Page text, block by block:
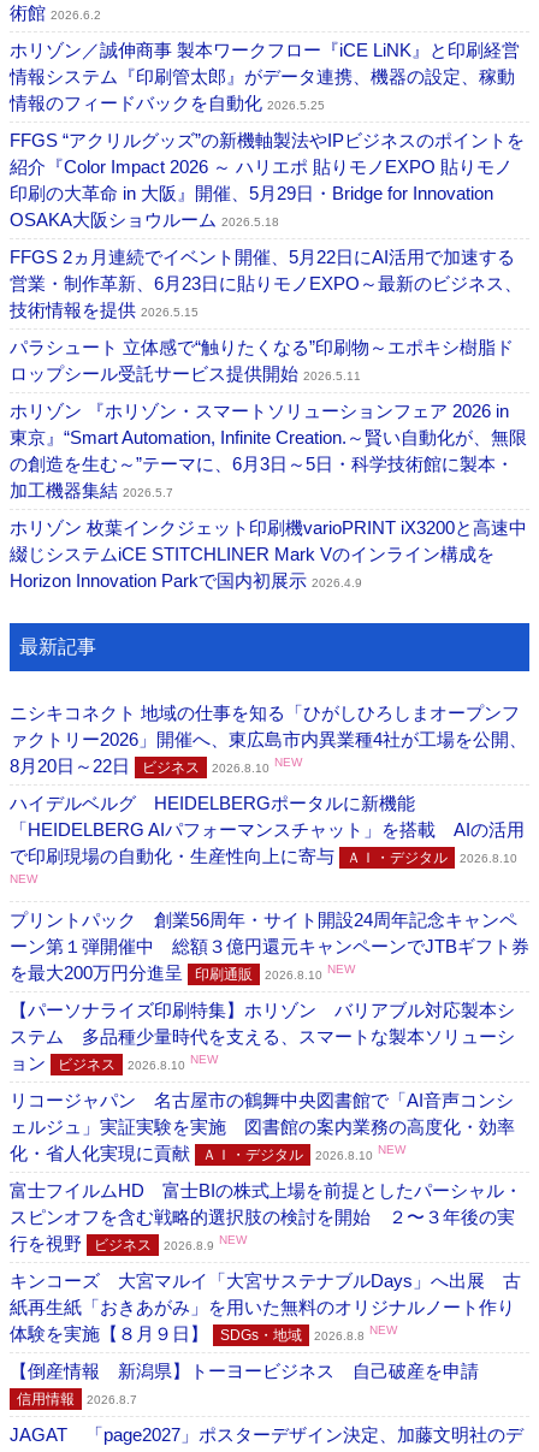
術館 2026.6.2
ホリゾン／誠伸商事 製本ワークフロー『iCE LiNK』と印刷経営
情報システム『印刷管太郎』がデータ連携、機器の設定、稼動
情報のフィードバックを自動化 2026.5.25
FFGS “アクリルグッズ”の新機軸製法やIPビジネスのポイントを
紹介『Color Impact 2026 ～ ハリエポ 貼りモノEXPO 貼りモノ
印刷の大革命 in 大阪』開催、5月29日・Bridge for Innovation
OSAKA大阪ショウルーム 2026.5.18
FFGS 2ヵ月連続でイベント開催、5月22日にAI活用で加速する
営業・制作革新、6月23日に貼りモノEXPO～最新のビジネス、
技術情報を提供 2026.5.15
パラシュート ⽴体感で“触りたくなる”印刷物～エポキシ樹脂ド
ロップシール受託サービス提供開始 2026.5.11
ホリゾン 『ホリゾン・スマートソリューションフェア 2026 in
東京』“Smart Automation, Infinite Creation.～賢い自動化が、無限
の創造を生む～”テーマに、6月3日～5日・科学技術館に製本・
加工機器集結 2026.5.7
ホリゾン 枚葉インクジェット印刷機varioPRINT iX3200と高速中
綴じシステムiCE STITCHLINER Mark Vのインライン構成を
Horizon Innovation Parkで国内初展示 2026.4.9
最新記事
ニシキコネクト 地域の仕事を知る「ひがしひろしまオープンフ
ァクトリー2026」開催へ、東広島市内異業種4社が工場を公開、
8月20日～22日
ビジネス 2026.8.10 NEW
ハイデルベルグ HEIDELBERGポータルに新機能
「HEIDELBERG AIパフォーマンスチャット」を搭載 AIの活用
で印刷現場の自動化・生産性向上に寄与
ＡＩ・デジタル
2026.8.10
NEW
プリントパック 創業56周年・サイト開設24周年記念キャンペ
ーン第１弾開催中 総額３億円還元キャンペーンでJTBギフト券
を最大200万円分進呈
印刷通販 2026.8.10 NEW
【パーソナライズ印刷特集】ホリゾン バリアブル対応製本シ
ステム 多品種少量時代を支える、スマートな製本ソリューシ
ョン
ビジネス 2026.8.10 NEW
リコージャパン 名古屋市の鶴舞中央図書館で「AI音声コンシ
ェルジュ」実証実験を実施 図書館の案内業務の高度化・効率
化・省人化実現に貢献
ＡＩ・デジタル 2026.8.10 NEW
富士フイルムHD 富士BIの株式上場を前提としたパーシャル・
スピンオフを含む戦略的選択肢の検討を開始 ２〜３年後の実
行を視野
ビジネス 2026.8.9 NEW
キンコーズ 大宮マルイ「大宮サステナブルDays」へ出展 古
紙再生紙「おきあがみ」を用いた無料のオリジナルノート作り
体験を実施【８月９日】
SDGs・地域 2026.8.8 NEW
【倒産情報 新潟県】トーヨービジネス 自己破産を申請
信用情報 2026.8.7
JAGAT 「page2027」ポスターデザイン決定、加藤文明社のデ